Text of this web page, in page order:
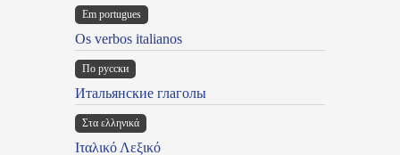
Em portugues
Os verbos italianos
По русски
Итальянские глаголы
Στα ελληνικά
Ιταλικό Λεξικό